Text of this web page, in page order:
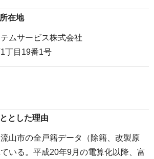
在地
ムサービス株式会社
丁目19番1号
とした理由
山市の全戸籍データ（除籍、改製原
いる。平成20年9月の電算化以降、富